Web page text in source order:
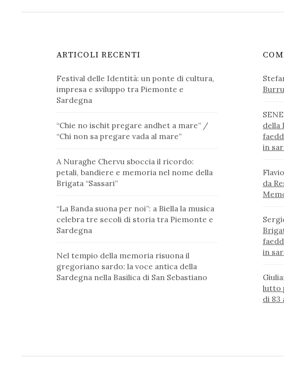
ARTICOLI RECENTI
Festival delle Identità: un ponte di cultura,
impresa e sviluppo tra Piemonte e
Sardegna
“Chie no ischit pregare andhet a mare” /
“Chi non sa pregare vada al mare”
A Nuraghe Chervu sboccia il ricordo:
petali, bandiere e memoria nel nome della
Brigata “Sassari”
“La Banda suona per noi”: a Biella la musica
celebra tre secoli di storia tra Piemonte e
Sardegna
Nel tempio della memoria risuona il
gregoriano sardo: la voce antica della
Sardegna nella Basilica di San Sebastiano
della
in
da
in
lutto
di 83